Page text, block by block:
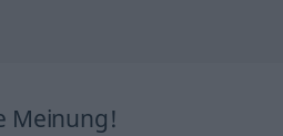
Meinung!